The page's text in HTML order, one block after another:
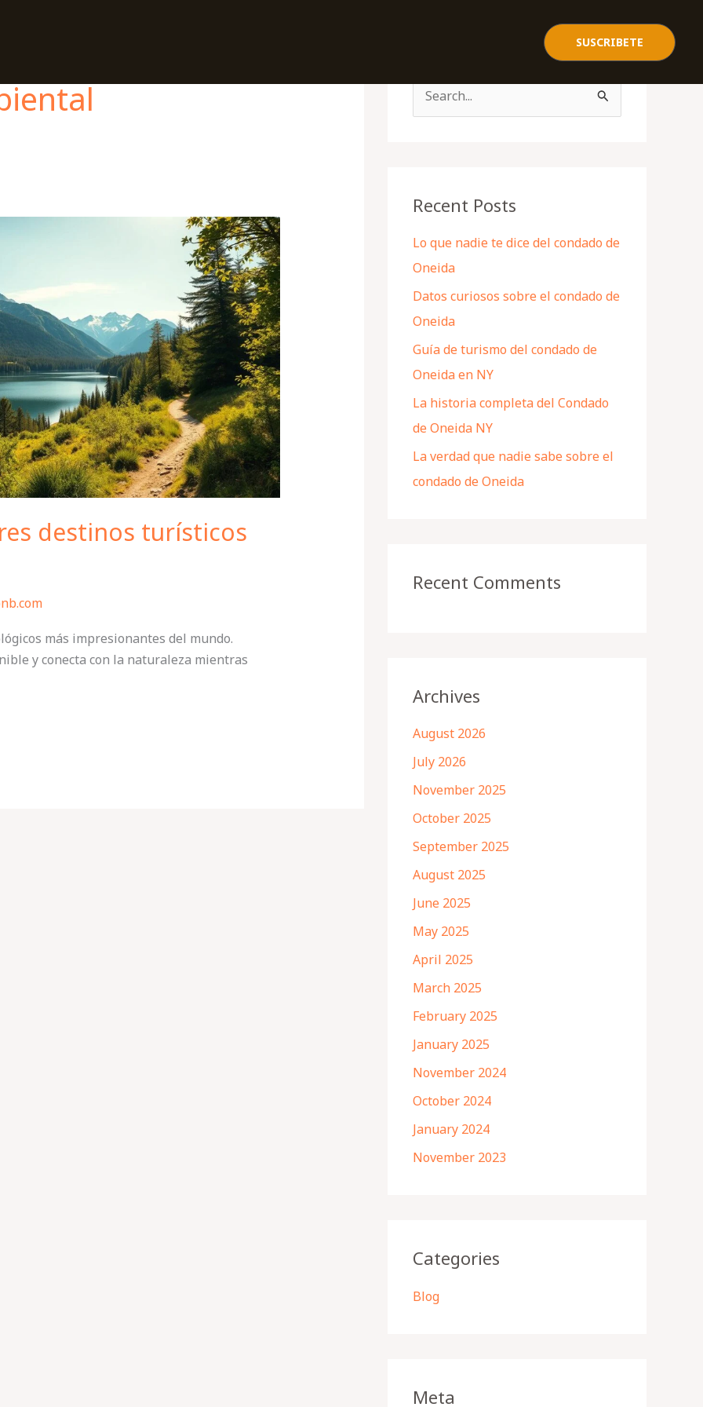
SUSCRIBETE
destinos turísticos
más impresionantes del mundo.
y conecta con la naturaleza mientras
c
f
o
r
:
Recent Posts
Lo que nadie te dice del condado de
Oneida
Datos curiosos sobre el condado de
Oneida
Guía de turismo del condado de
Oneida en NY
La historia completa del Condado
de Oneida NY
La verdad que nadie sabe sobre el
condado de Oneida
Recent Comments
Archives
August 2026
July 2026
November 2025
October 2025
September 2025
August 2025
June 2025
May 2025
April 2025
March 2025
February 2025
January 2025
November 2024
October 2024
January 2024
November 2023
Categories
Blog
Meta